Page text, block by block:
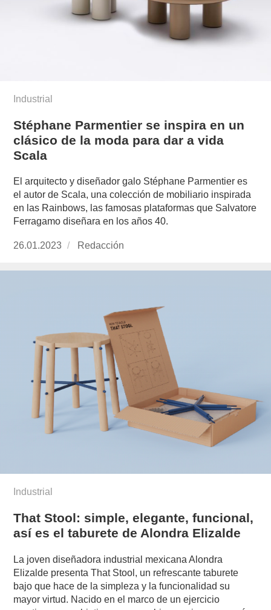
Industrial
Stéphane Parmentier se inspira en un
clásico de la moda para dar a vida
Scala
El arquitecto y diseñador galo Stéphane Parmentier es
el autor de Scala, una colección de mobiliario inspirada
en las Rainbows, las famosas plataformas que Salvatore
Ferragamo diseñara en los años 40.
Publicado
26.01.2023 https://www.experimenta.es/author/redaccion/
Redacción
Industrial
That Stool: simple, elegante, funcional,
así es el taburete de Alondra Elizalde
La joven diseñadora industrial mexicana Alondra
Elizalde presenta That Stool, un refrescante taburete
bajo que hace de la simpleza y la funcionalidad su
mayor virtud. Nacido en el marco de un ejercicio